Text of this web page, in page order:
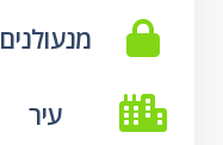
מנעולנים
עיר